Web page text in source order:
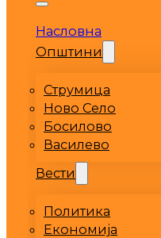
Насловна
Општини
Струмица
Ново Село
Босилово
Василево
Вести
Политика
Економија